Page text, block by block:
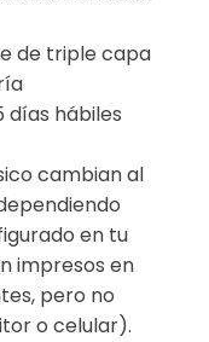
de triple capa
días hábiles
cambian al
en tu
impresos en
pero no
o celular).